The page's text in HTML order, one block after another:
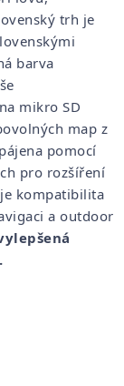
trh je
barva
na mikro SD
map z
pomocí
pro rozšíření
kompatibilita
a outdoor